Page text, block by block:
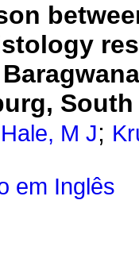
Hale, M J;
em Inglês